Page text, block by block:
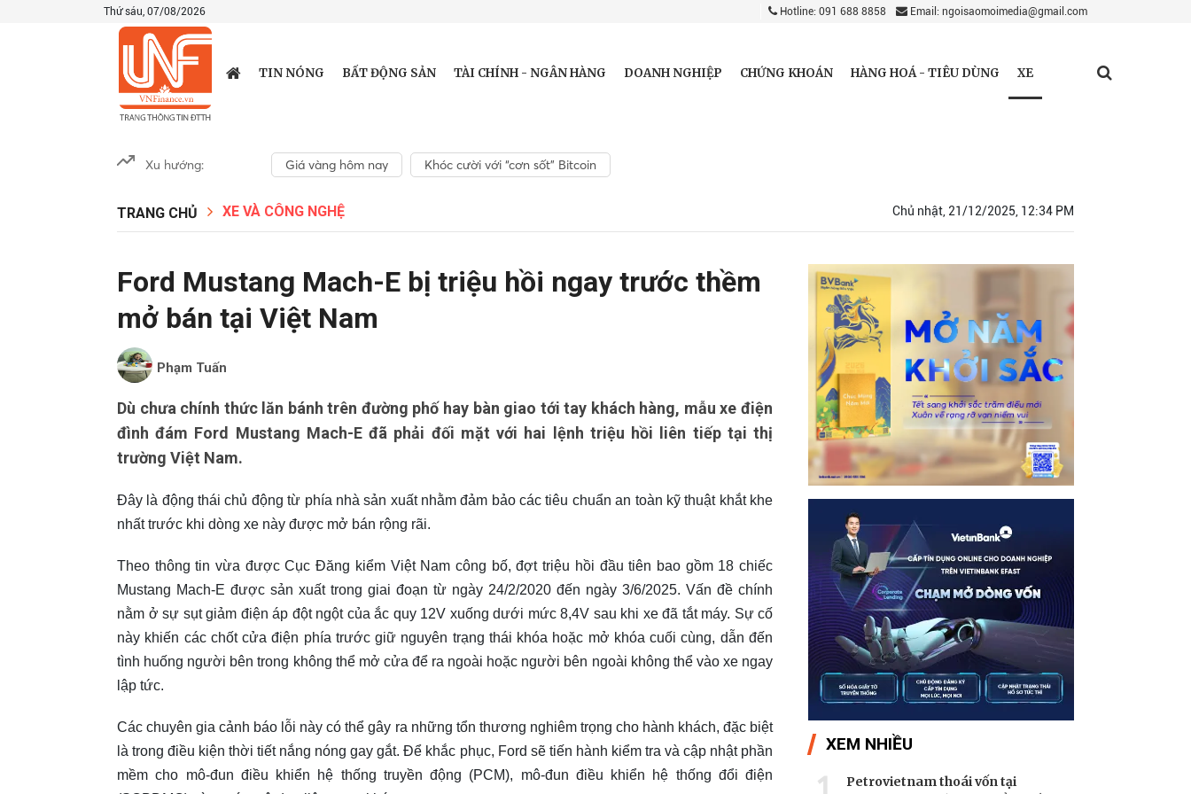
Thứ sáu, 07/08/2026 Hotline: 091 688 8858 Email: ngoisaomoimedia@gmail.com
TIN NÓNG BẤT ĐỘNG SẢN TÀI CHÍNH - NGÂN HÀNG DOANH NGHIỆP CHỨNG KHOÁN HÀNG HOÁ - TIÊU DÙNG XE
Xu hướng: Giá vàng hôm nay Khóc cười với “cơn sốt” Bitcoin
TRANG CHỦ XE VÀ CÔNG NGHỆ Chủ nhật, 21/12/2025, 12:34 PM
Ford Mustang Mach-E bị triệu hồi ngay trước thềm
mở bán tại Việt Nam
Phạm Tuấn
Dù chưa chính thức lăn bánh trên đường phố hay bàn giao tới tay khách hàng, mẫu xe điện
đình đám Ford Mustang Mach-E đã phải đối mặt với hai lệnh triệu hồi liên tiếp tại thị
trường Việt Nam.
Đây là động thái chủ động từ phía nhà sản xuất nhằm đảm bảo các tiêu chuẩn an toàn kỹ thuật khắt khe
nhất trước khi dòng xe này được mở bán rộng rãi.
Theo thông tin vừa được Cục Đăng kiểm Việt Nam công bố, đợt triệu hồi đầu tiên bao gồm 18 chiếc
Mustang Mach-E được sản xuất trong giai đoạn từ ngày 24/2/2020 đến ngày 3/6/2025. Vấn đề chính
nằm ở sự sụt giảm điện áp đột ngột của ắc quy 12V xuống dưới mức 8,4V sau khi xe đã tắt máy. Sự cố
này khiến các chốt cửa điện phía trước giữ nguyên trạng thái khóa hoặc mở khóa cuối cùng, dẫn đến
tình huống người bên trong không thể mở cửa để ra ngoài hoặc người bên ngoài không thể vào xe ngay
lập tức.
Các chuyên gia cảnh báo lỗi này có thể gây ra những tổn thương nghiêm trọng cho hành khách, đặc biệt
là trong điều kiện thời tiết nắng nóng gay gắt. Để khắc phục, Ford sẽ tiến hành kiểm tra và cập nhật phần
mềm cho mô-đun điều khiển hệ thống truyền động (PCM), mô-đun điều khiển hệ thống đổi điện
XEM NHIỀU
Petrovietnam thoái vốn tại